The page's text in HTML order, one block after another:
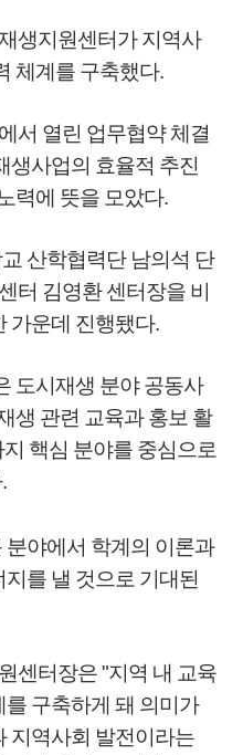
생지원센터가 지역사
체계를 구축했다.
서 열린 업무협약 체결
생사업의 효율적 추진
력에 뜻을 모았다.
산학협력단 남의석 단
터 김영환 센터장을 비
가운데 진행됐다.
도시재생 분야 공동사
생 관련 교육과 홍보 활
핵심 분야를 중심으로
야에서 학계의 이론과
를 낼 것으로 기대된
센터장은 "지역 내 교육
구축하게 돼 의미가
지역사회 발전이라는